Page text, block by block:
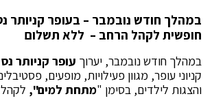
במהלך חודש נובמבר – בעופר קניותר
חופשית לקהל הרחב – ללא תשלום
במהלך חודש נובמבר, יערוך עופר קניותר נס
קניוני עופר, מגוון פעילויות, מופעים,
והצגות לילדים, בסימן "מתחת למים",